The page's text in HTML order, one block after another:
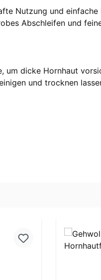
Nutzung und einfache
Abschleifen und
um dicke Hornhaut
und trocknen